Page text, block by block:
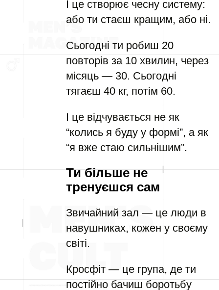
І це створює чесну систему:
або ти стаєш кращим, або ні.
Сьогодні ти робиш 20
повторів за 10 хвилин, через
місяць — 30. Сьогодні
тягаєш 40 кг, потім 60.
І це відчувається не як
“колись я буду у формі”, а як
“я вже стаю сильнішим”.
Ти більше не
тренуєшся сам
Звичайний зал — це люди в
навушниках, кожен у своєму
світі.
Кросфіт — це група, де ти
постійно бачиш боротьбу